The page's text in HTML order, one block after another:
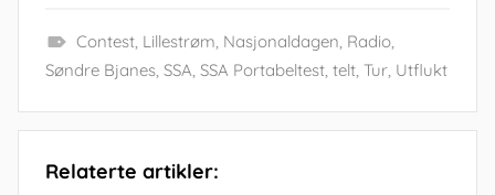
Contest, Lillestrøm, Nasjonaldagen, Radio,
Søndre Bjanes, SSA, SSA Portabeltest, telt, Tur, Utflukt
Relaterte artikler: